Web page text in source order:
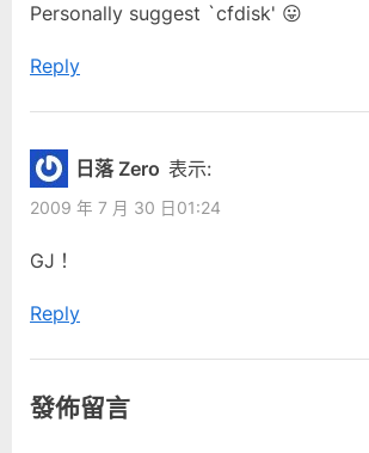
o
:
硬
Personally suggest `cfdisk' 😛
Reply
日落 Zero 表示:
2009 年 7 月 30 日01:24
GJ！
Reply
發佈留言